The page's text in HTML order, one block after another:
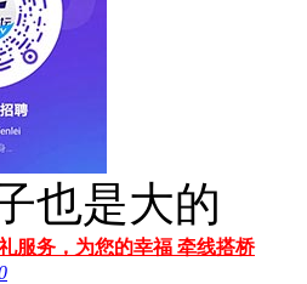
也是大的
服务，为您的幸福 牵线搭桥